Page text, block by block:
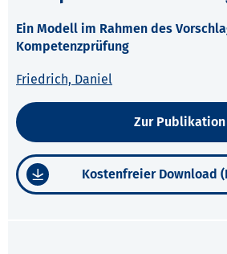
Ein Modell im Rahmen des
Kompetenzprüfung
Friedrich, Daniel
Zur Publikation
Kostenfreier Download